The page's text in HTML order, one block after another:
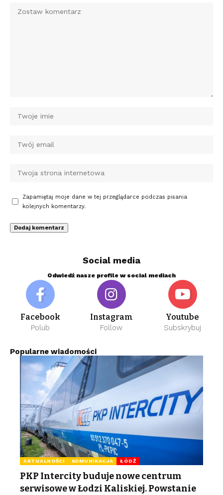
Zapamiętaj moje dane w tej przeglądarce podczas pisania
kolejnych komentarzy.
Social media
Odwiedź nasze profile w social mediach
Facebook
Polub
Instagram
Follow
Youtube
Subskrybuj
Popularne wiadomości
AKTUALNOŚCI KOMUNIKACJA ŁÓDŹ
PKP Intercity buduje nowe centrum
serwisowe w Łodzi Kaliskiej. Powstanie